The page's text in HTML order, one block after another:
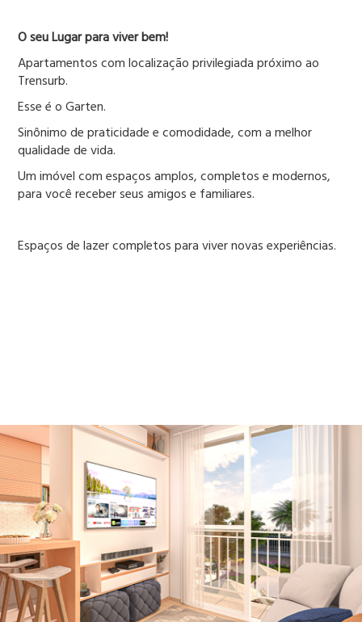
O seu Lugar para viver bem!
Apartamentos com localização privilegiada próximo ao
Trensurb.
Esse é o Garten.
Sinônimo de praticidade e comodidade, com a melhor
qualidade de vida.
Um imóvel com espaços amplos, completos e modernos,
para você receber seus amigos e familiares.
Espaços de lazer completos para viver novas experiências.